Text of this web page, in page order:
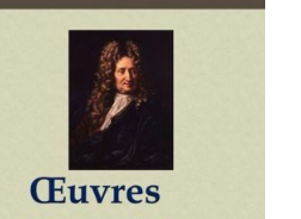
AJOUTER AU PANIER
DÉTAILS